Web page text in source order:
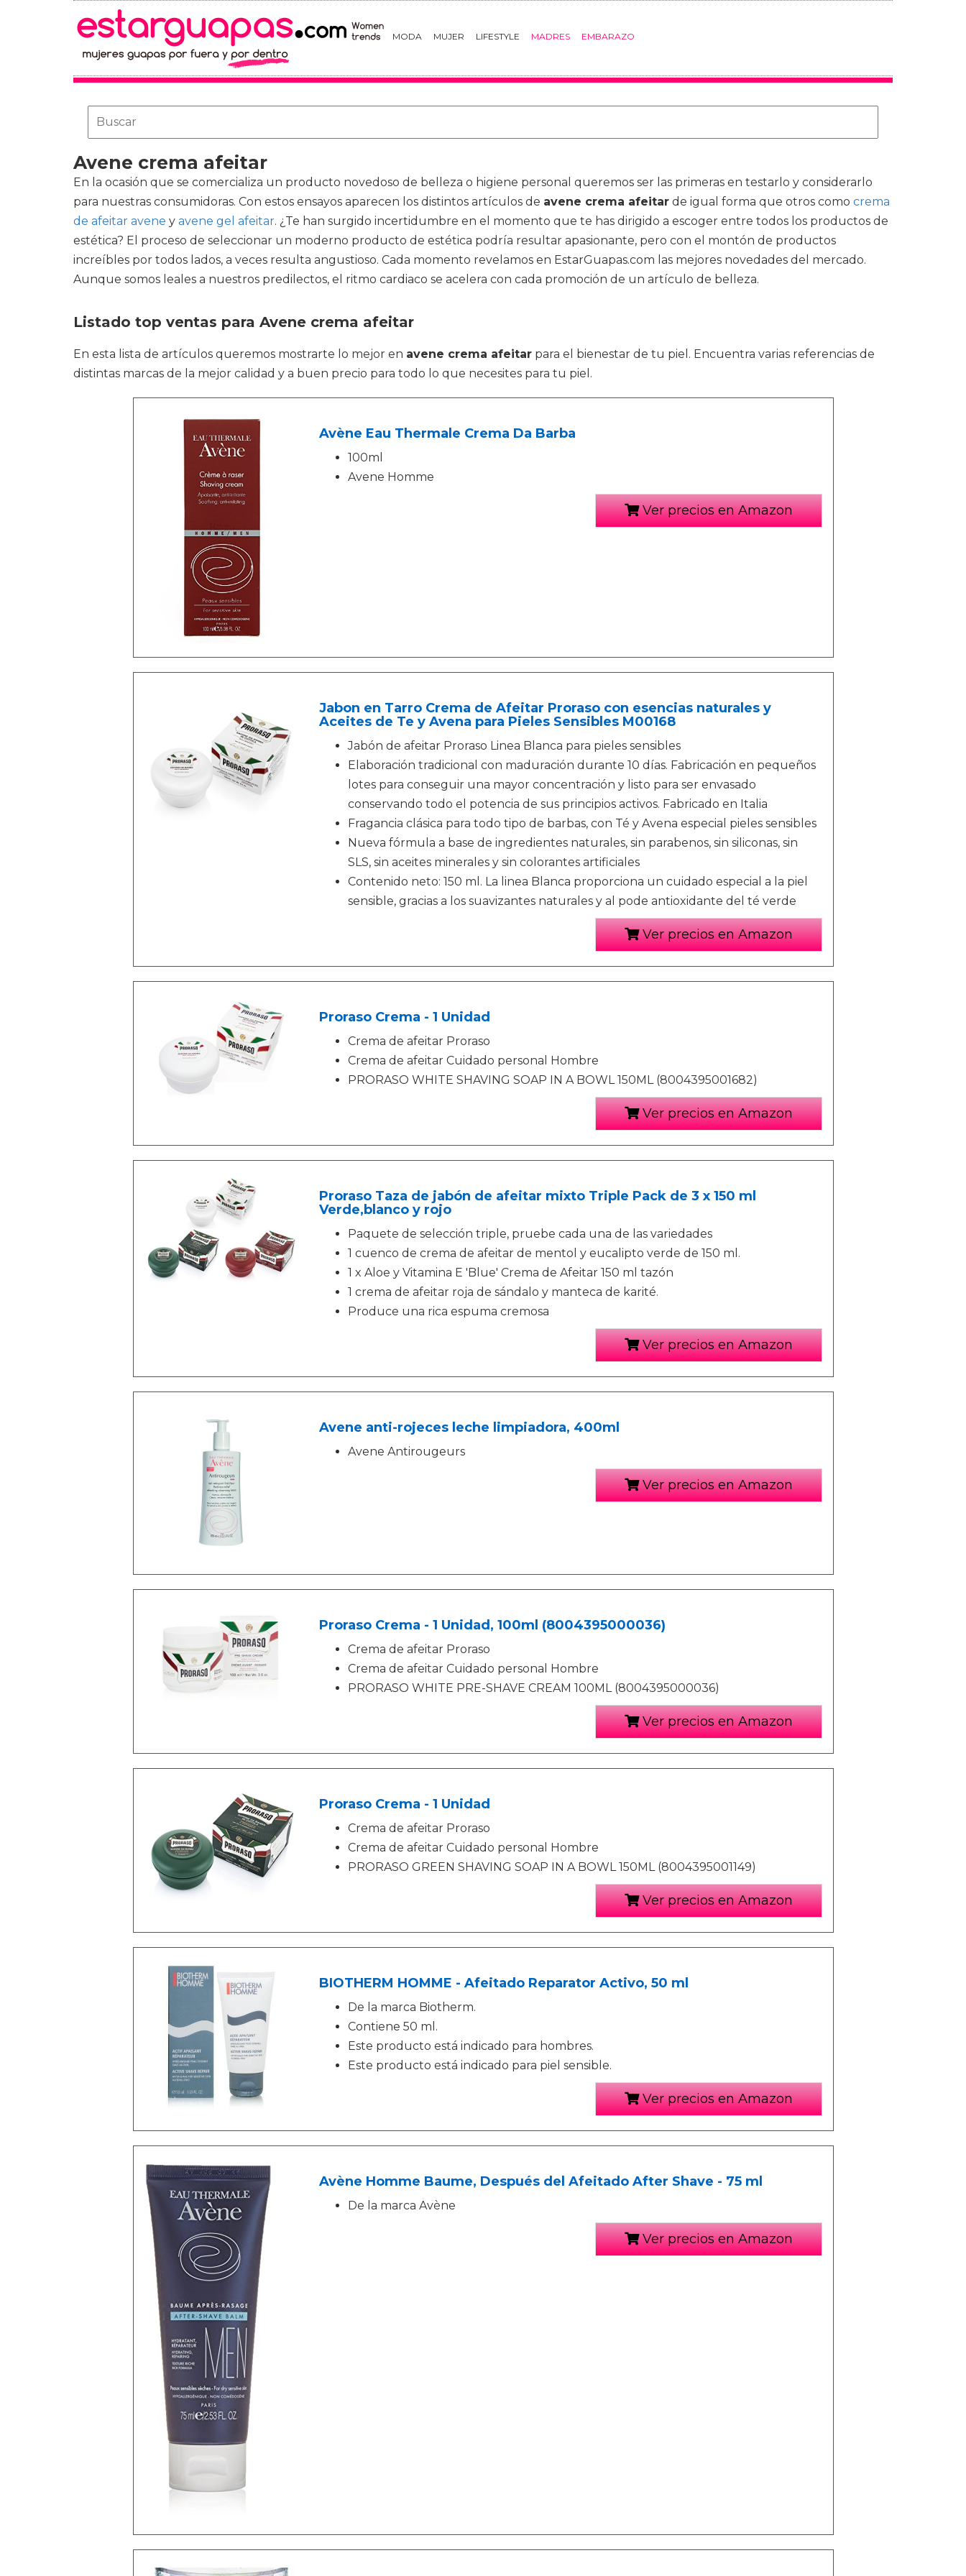
MODA MUJER LIFESTYLE MADRES EMBARAZO
Avene crema afeitar
En la ocasión que se comercializa un producto novedoso de belleza o higiene personal queremos ser las primeras en testarlo y considerarlo
para nuestras consumidoras. Con estos ensayos aparecen los distintos artículos de avene crema afeitar de igual forma que otros como crema
de afeitar avene y avene gel afeitar. ¿Te han surgido incertidumbre en el momento que te has dirigido a escoger entre todos los productos de
estética? El proceso de seleccionar un moderno producto de estética podría resultar apasionante, pero con el montón de productos
increíbles por todos lados, a veces resulta angustioso. Cada momento revelamos en EstarGuapas.com las mejores novedades del mercado.
Aunque somos leales a nuestros predilectos, el ritmo cardiaco se acelera con cada promoción de un artículo de belleza.
Listado top ventas para Avene crema afeitar
En esta lista de artículos queremos mostrarte lo mejor en avene crema afeitar para el bienestar de tu piel. Encuentra varias referencias de
distintas marcas de la mejor calidad y a buen precio para todo lo que necesites para tu piel.
Avène Eau Thermale Crema Da Barba
100ml
Avene Homme
Ver precios en Amazon
Jabon en Tarro Crema de Afeitar Proraso con esencias naturales y
Aceites de Te y Avena para Pieles Sensibles M00168
Jabón de afeitar Proraso Linea Blanca para pieles sensibles
Elaboración tradicional con maduración durante 10 días. Fabricación en pequeños
lotes para conseguir una mayor concentración y listo para ser envasado
conservando todo el potencia de sus principios activos. Fabricado en Italia
Fragancia clásica para todo tipo de barbas, con Té y Avena especial pieles sensibles
Nueva fórmula a base de ingredientes naturales, sin parabenos, sin siliconas, sin
SLS, sin aceites minerales y sin colorantes artificiales
Contenido neto: 150 ml. La linea Blanca proporciona un cuidado especial a la piel
sensible, gracias a los suavizantes naturales y al pode antioxidante del té verde
Ver precios en Amazon
Proraso Crema - 1 Unidad
Crema de afeitar Proraso
Crema de afeitar Cuidado personal Hombre
PRORASO WHITE SHAVING SOAP IN A BOWL 150ML (8004395001682)
Ver precios en Amazon
Proraso Taza de jabón de afeitar mixto Triple Pack de 3 x 150 ml
Verde,blanco y rojo
Paquete de selección triple, pruebe cada una de las variedades
1 cuenco de crema de afeitar de mentol y eucalipto verde de 150 ml.
1 x Aloe y Vitamina E 'Blue' Crema de Afeitar 150 ml tazón
1 crema de afeitar roja de sándalo y manteca de karité.
Produce una rica espuma cremosa
Ver precios en Amazon
Avene anti-rojeces leche limpiadora, 400ml
Avene Antirougeurs
Ver precios en Amazon
Proraso Crema - 1 Unidad, 100ml (8004395000036)
Crema de afeitar Proraso
Crema de afeitar Cuidado personal Hombre
PRORASO WHITE PRE-SHAVE CREAM 100ML (8004395000036)
Ver precios en Amazon
Proraso Crema - 1 Unidad
Crema de afeitar Proraso
Crema de afeitar Cuidado personal Hombre
PRORASO GREEN SHAVING SOAP IN A BOWL 150ML (8004395001149)
Ver precios en Amazon
BIOTHERM HOMME - Afeitado Reparator Activo, 50 ml
De la marca Biotherm.
Contiene 50 ml.
Este producto está indicado para hombres.
Este producto está indicado para piel sensible.
Ver precios en Amazon
Avène Homme Baume, Después del Afeitado After Shave - 75 ml
De la marca Avène
Ver precios en Amazon